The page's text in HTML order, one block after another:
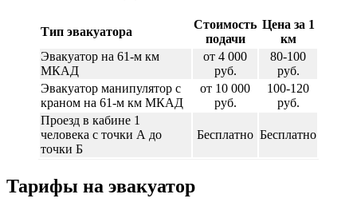
Тип эвакуатора
Стоимость
подачи
Цена за 1
км
Эвакуатор на 61-м км
МКАД
от 4 000
руб.
80-100
руб.
Эвакуатор манипулятор с
краном на 61-м км МКАД
от 10 000
руб.
100-120
руб.
Проезд в кабине 1
человека с точки А до
точки Б
Бесплатно Бесплатно
Тарифы на эвакуатор